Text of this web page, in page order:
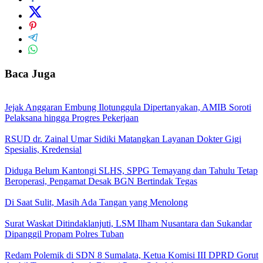
Baca Juga
Jejak Anggaran Embung Ilotunggula Dipertanyakan, AMIB Soroti
Pelaksana hingga Progres Pekerjaan
RSUD dr. Zainal Umar Sidiki Matangkan Layanan Dokter Gigi
Spesialis, Kredensial
Diduga Belum Kantongi SLHS, SPPG Temayang dan Tahulu Tetap
Beroperasi, Pengamat Desak BGN Bertindak Tegas
Di Saat Sulit, Masih Ada Tangan yang Menolong
Surat Waskat Ditindaklanjuti, LSM Ilham Nusantara dan Sukandar
Dipanggil Propam Polres Tuban
Redam Polemik di SDN 8 Sumalata, Ketua Komisi III DPRD Gorut